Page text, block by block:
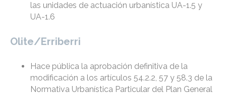
las unidades de actuación urbanística UA-1.5 y
UA-1.6
Olite/Erriberri
Hace pública la aprobación definitiva de la
modificación a los artículos 54.2.2, 57 y 58.3 de la
Normativa Urbanística Particular del Plan General